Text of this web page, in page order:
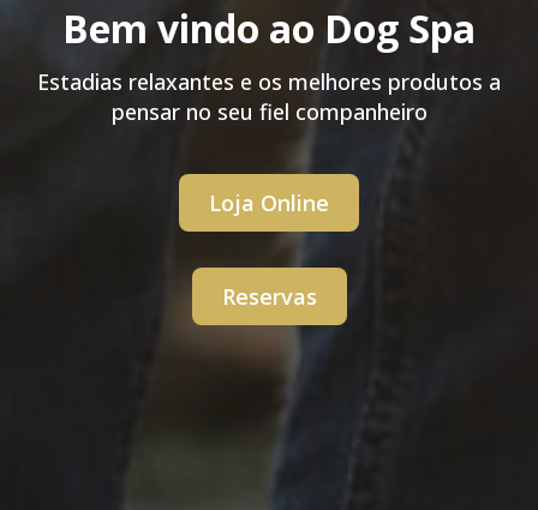
Bem vindo ao Dog Spa
Estadias relaxantes e os melhores produtos a
pensar no seu fiel companheiro
Loja Online
Reservas